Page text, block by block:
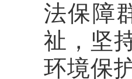
法保障
祉，坚
环境保